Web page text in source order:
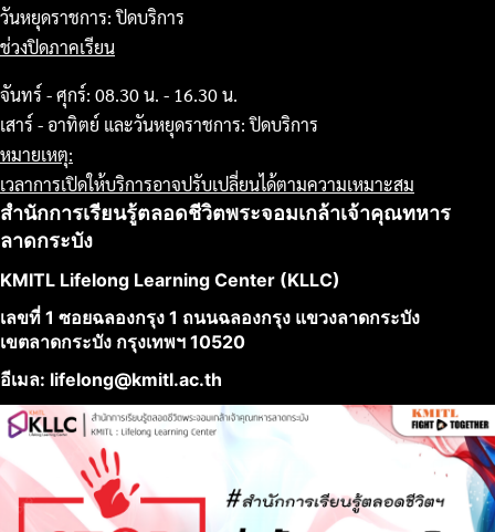
วันหยุดราชการ: ปิดบริการ
ช่วงปิดภาคเรียน
จันทร์ - ศุกร์: 08.30 น. - 16.30 น.
เสาร์ - อาทิตย์ และวันหยุดราชการ: ปิดบริการ
หมายเหตุ:
เวลาการเปิดให้บริการอาจปรับเปลี่ยนได้ตามความเหมาะสม
สำนักการเรียนรู้ตลอดชีวิตพระจอมเกล้าเจ้าคุณทหาร
ลาดกระบัง
KMITL Lifelong Learning Center (KLLC)
เลขที่ 1 ซอยฉลองกรุง 1 ถนนฉลองกรุง แขวงลาดกระบัง
เขตลาดกระบัง กรุงเทพฯ 10520
อีเมล: lifelong@kmitl.ac.th